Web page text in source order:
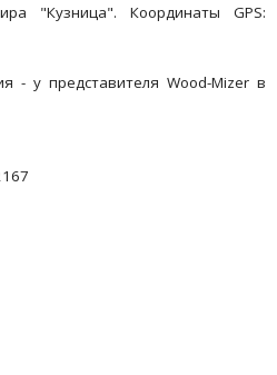
"Кузница". Координаты GPS:
- у представителя Wood-Mizer в